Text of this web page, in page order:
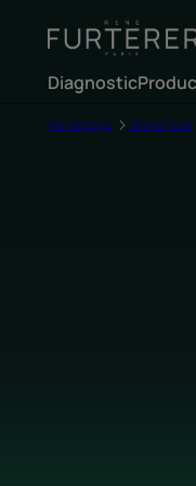
Diagnostic
Homepage Blond haar